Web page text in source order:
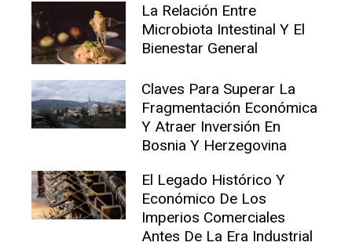
La Relación Entre
Microbiota Intestinal Y El
Bienestar General
Claves Para Superar La
Fragmentación Económica
Y Atraer Inversión En
Bosnia Y Herzegovina
El Legado Histórico Y
Económico De Los
Imperios Comerciales
Antes De La Era Industrial